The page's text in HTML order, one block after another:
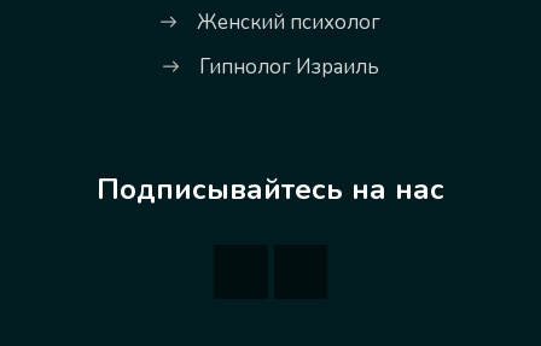
Женский психолог
Гипнолог Израиль
Подписывайтесь на нас